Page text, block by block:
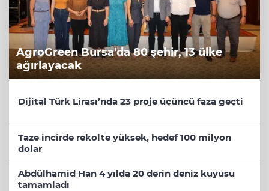
AgroGreen Bursa'da 80 şehir, 13 ülke
ağırlayacak
Dijital Türk Lirası’nda 23 proje üçüncü faza geçti
Taze incirde rekolte yüksek, hedef 100 milyon
dolar
Abdülhamid Han 4 yılda 20 derin deniz kuyusu
tamamladı